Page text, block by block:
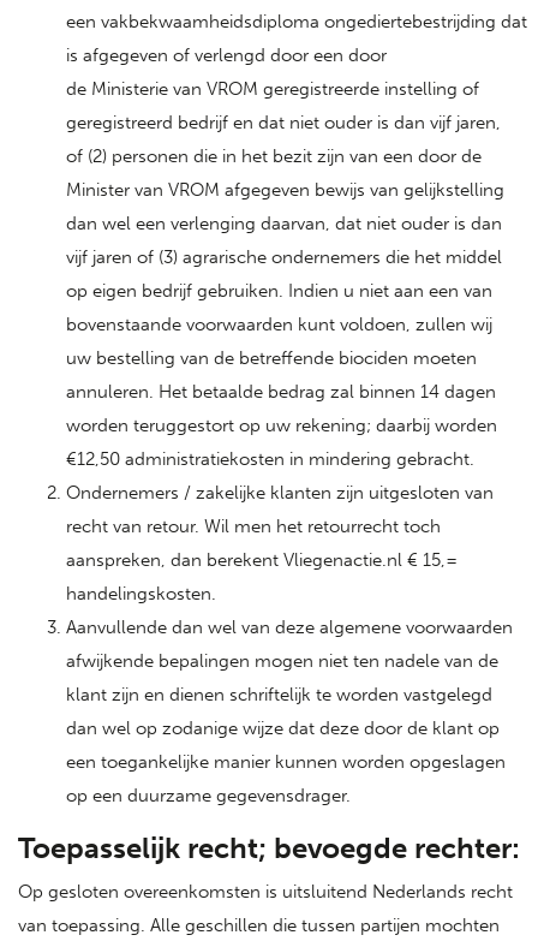
een vakbekwaamheidsdiploma ongediertebestrijding dat
is afgegeven of verlengd door een door
de Ministerie van VROM geregistreerde instelling of
geregistreerd bedrijf en dat niet ouder is dan vijf jaren,
of (2) personen die in het bezit zijn van een door de
Minister van VROM afgegeven bewijs van gelijkstelling
dan wel een verlenging daarvan, dat niet ouder is dan
vijf jaren of (3) agrarische ondernemers die het middel
op eigen bedrijf gebruiken. Indien u niet aan een van
bovenstaande voorwaarden kunt voldoen, zullen wij
uw bestelling van de betreffende biociden moeten
annuleren. Het betaalde bedrag zal binnen 14 dagen
worden teruggestort op uw rekening; daarbij worden
€12,50 administratiekosten in mindering gebracht.
Ondernemers / zakelijke klanten zijn uitgesloten van
recht van retour. Wil men het retourrecht toch
aanspreken, dan berekent Vliegenactie.nl € 15,=
handelingskosten.
Aanvullende dan wel van deze algemene voorwaarden
afwijkende bepalingen mogen niet ten nadele van de
klant zijn en dienen schriftelijk te worden vastgelegd
dan wel op zodanige wijze dat deze door de klant op
een toegankelijke manier kunnen worden opgeslagen
op een duurzame gegevensdrager.
Toepasselijk recht; bevoegde rechter:
Op gesloten overeenkomsten is uitsluitend Nederlands recht
van toepassing. Alle geschillen die tussen partijen mochten